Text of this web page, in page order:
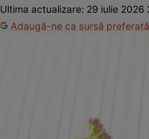
Ultima actualizare: 29 iulie 2026
Adaugă-ne ca sursă